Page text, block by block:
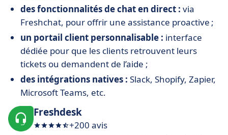
des fonctionnalités de chat en direct : via
Freshchat, pour offrir une assistance proactive ;
un portail client personnalisable : interface
dédiée pour que les clients retrouvent leurs
tickets ou demandent de l’aide ;
des intégrations natives : Slack, Shopify, Zapier,
Microsoft Teams, etc.
Freshdesk
+200 avis